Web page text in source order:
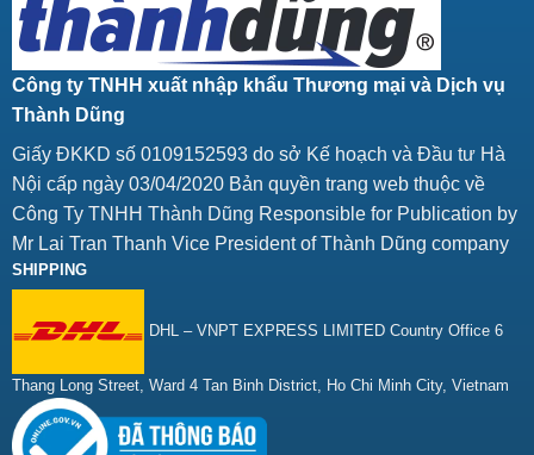
Công ty TNHH xuất nhập khẩu Thương mại và Dịch vụ
Thành Dũng
Giấy ĐKKD số 0109152593 do sở Kế hoạch và Đầu tư Hà
Nội cấp ngày 03/04/2020 Bản quyền trang web thuộc về
Công Ty TNHH Thành Dũng Responsible for Publication by
Mr Lai Tran Thanh Vice President of Thành Dũng company
SHIPPING
DHL – VNPT EXPRESS LIMITED Country Office 6
Thang Long Street, Ward 4 Tan Binh District, Ho Chi Minh City, Vietnam